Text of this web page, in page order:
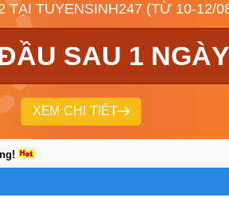
TẠI TUYENSINH247 (TỪ 10-12/
SAU 1 NGÀY
XEM CHI TIẾT